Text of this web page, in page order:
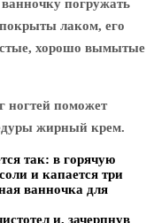
погружать
лаком, его
хорошо вымытые
ногтей поможет
жирный крем.
так: в горячую
и капается три
ванночка для
и, зачерпнув